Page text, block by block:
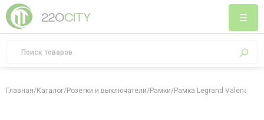
Главная/Каталог/Розетки и выключатели/Рамки/Рамка Legrand Valena